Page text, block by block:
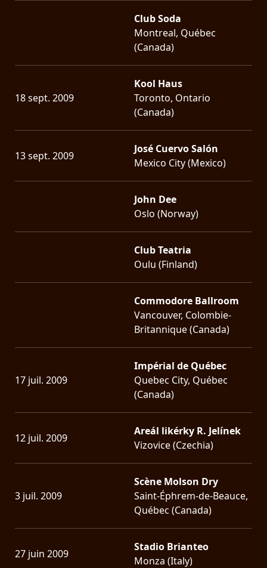
Club Soda
Montreal, Québec
(Canada)
18 sept. 2009
Kool Haus
Toronto, Ontario
(Canada)
13 sept. 2009
José Cuervo Salón
Mexico City (Mexico)
John Dee
Oslo (Norway)
Club Teatria
Oulu (Finland)
Commodore Ballroom
Vancouver, Colombie-
Britannique (Canada)
17 juil. 2009
Impérial de Québec
Quebec City, Québec
(Canada)
12 juil. 2009
Areál likérky R. Jelínek
Vizovice (Czechia)
3 juil. 2009
Scène Molson Dry
Saint-Éphrem-de-Beauce,
Québec (Canada)
27 juin 2009
Stadio Brianteo
Monza (Italy)